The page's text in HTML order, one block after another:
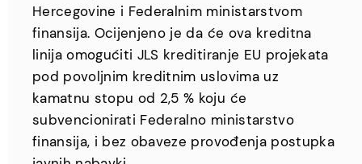
Hercegovine i Federalnim ministarstvom
finansija. Ocijenjeno je da će ova kreditna
linija omogućiti JLS kreditiranje EU projekata
pod povoljnim kreditnim uslovima uz
kamatnu stopu od 2,5 % koju će
subvencionirati Federalno ministarstvo
finansija, i bez obaveze provođenja postupka